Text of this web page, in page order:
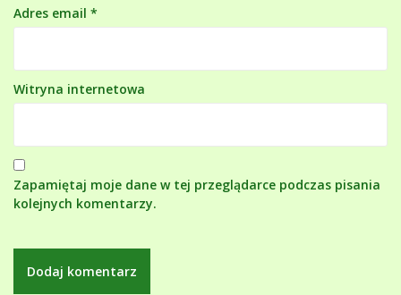
Adres email *
Witryna internetowa
Zapamiętaj moje dane w tej przeglądarce podczas pisania
kolejnych komentarzy.